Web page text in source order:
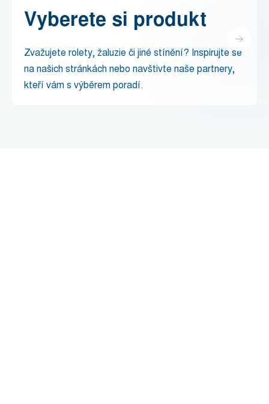
Vyberete si produkt
Zvažujete rolety, žaluzie či jiné stínění? Inspirujte se
na našich stránkách nebo navštivte naše partnery,
kteří vám s výběrem poradí.